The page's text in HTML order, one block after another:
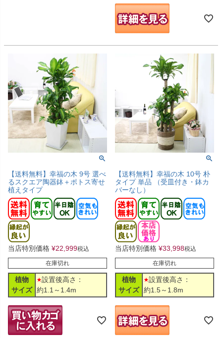
【送料無料】幸福の木 9号 選べ
るスクエア陶器鉢＋ポトス寄せ
植えタイプ
当店特別価格 ¥22,999税込
在庫切れ
植物
サイズ
設置後高さ：
約1.1～1.4m
【送料無料】幸福の木 10号 朴
タイプ 単品 （受皿付き・鉢カ
バーなし）
当店特別価格 ¥33,998税込
在庫切れ
植物
サイズ
設置後高さ：
約1.5～1.8m